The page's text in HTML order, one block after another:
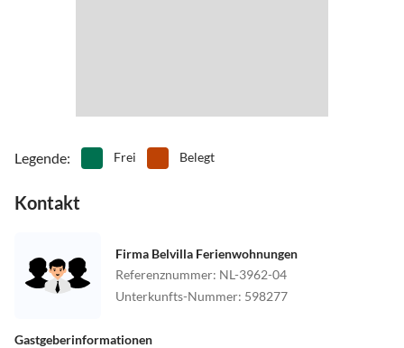
Legende: Frei Belegt
Kontakt
Firma Belvilla Ferienwohnungen
Referenznummer: NL-3962-04
Unterkunfts-Nummer: 598277
Gastgeberinformationen